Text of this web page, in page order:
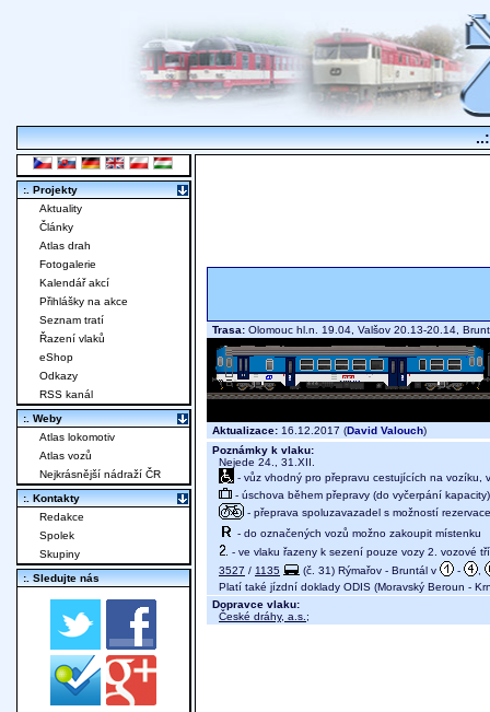
Trasa: Olomouc hl.n. 19.04, Valšov 20.13-20.14,
Aktualizace: 16.12.2017 (David Valouch)
Poznámky k vlaku:
Nejede 24., 31.XII.
- vůz vhodný pro přepravu cestujících na vozíku,
- úschova během přepravy (do vyčerpání kapacity)
- přeprava spoluzavazadel s možností
- do označených vozů možno zakoupit místenku
- ve vlaku řazeny k sezení pouze vozy 2. vozové
3527 / 1135 (č. 31) Rýmařov - Bruntál v -
Platí také jízdní doklady ODIS (Moravský Beroun -
Dopravce vlaku:
České dráhy, a.s. ;
:. Projekty
Aktuality
Články
Atlas drah
Fotogalerie
Kalendář akcí
Přihlášky na akce
Seznam tratí
Řazení vlaků
eShop
Odkazy
RSS kanál
:. Weby
Atlas lokomotiv
Atlas vozů
Nejkrásnější nádraží ČR
:. Kontakty
Redakce
Spolek
Skupiny
:. Sledujte nás